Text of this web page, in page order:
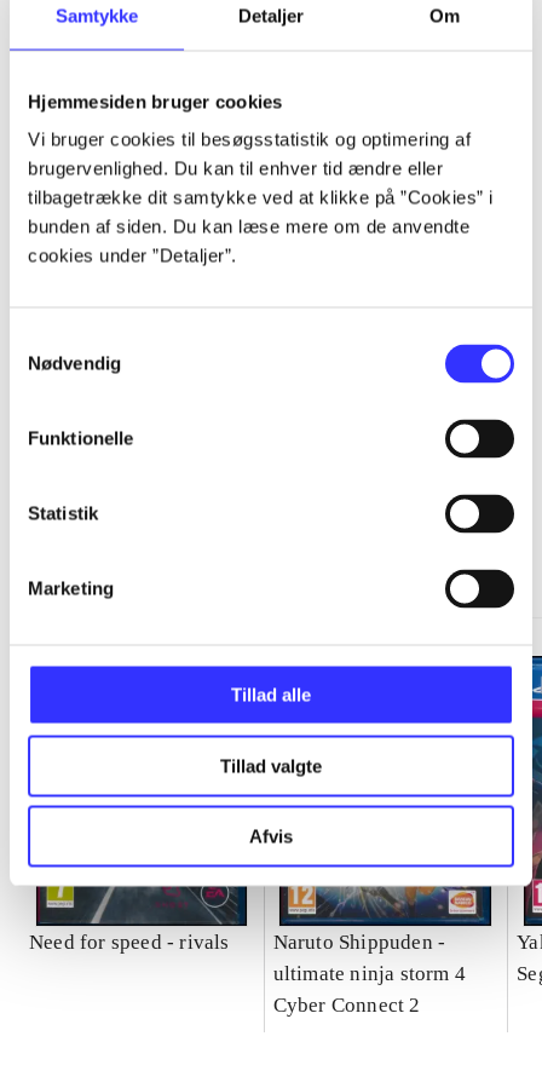
Samtykke Detaljer Om
Hjemmesiden bruger cookies
Vi bruger cookies til besøgsstatistik og optimering af
brugervenlighed. Du kan til enhver tid ændre eller
tilbagetrække dit samtykke ved at klikke på ”Cookies” i
bunden af siden. Du kan læse mere om de anvendte
cookies under ”Detaljer”.
Nødvendig
Funktionelle
Statistik
Marketing
Tillad alle
Tillad valgte
Afvis
...
...
...
Playstation hits
Need for speed - rivals
Naruto Shippuden -
ultimate ninja storm 4
Cyber Connect 2